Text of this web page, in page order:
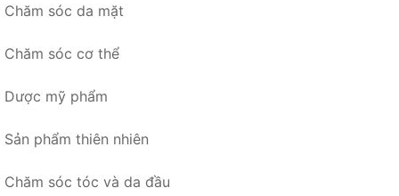
Chăm sóc da mặt
Chăm sóc cơ thể
Dược mỹ phẩm
Sản phẩm thiên nhiên
Chăm sóc tóc và da đầu